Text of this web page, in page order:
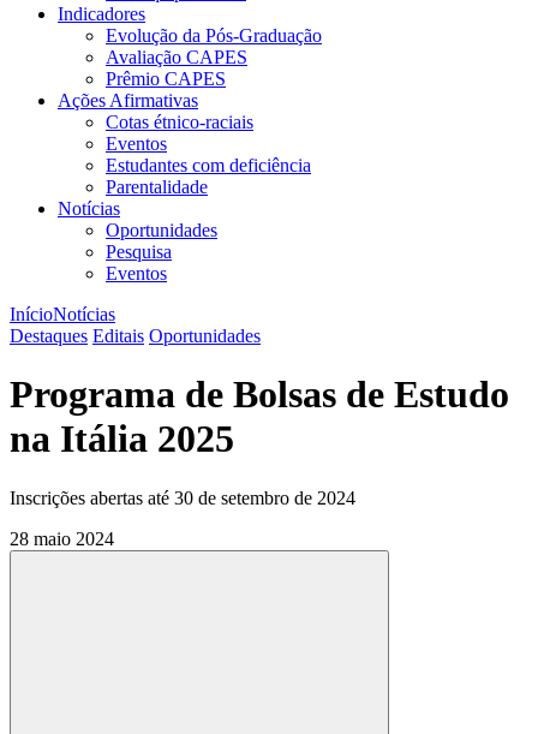
Indicadores
Evolução da Pós-Graduação
Avaliação CAPES
Prêmio CAPES
Ações Afirmativas
Cotas étnico-raciais
Eventos
Estudantes com deficiência
Parentalidade
Notícias
Oportunidades
Pesquisa
Eventos
InícioNotícias
Destaques Editais Oportunidades
Programa de Bolsas de Estudo
na Itália 2025
Inscrições abertas até 30 de setembro de 2024
28 maio 2024